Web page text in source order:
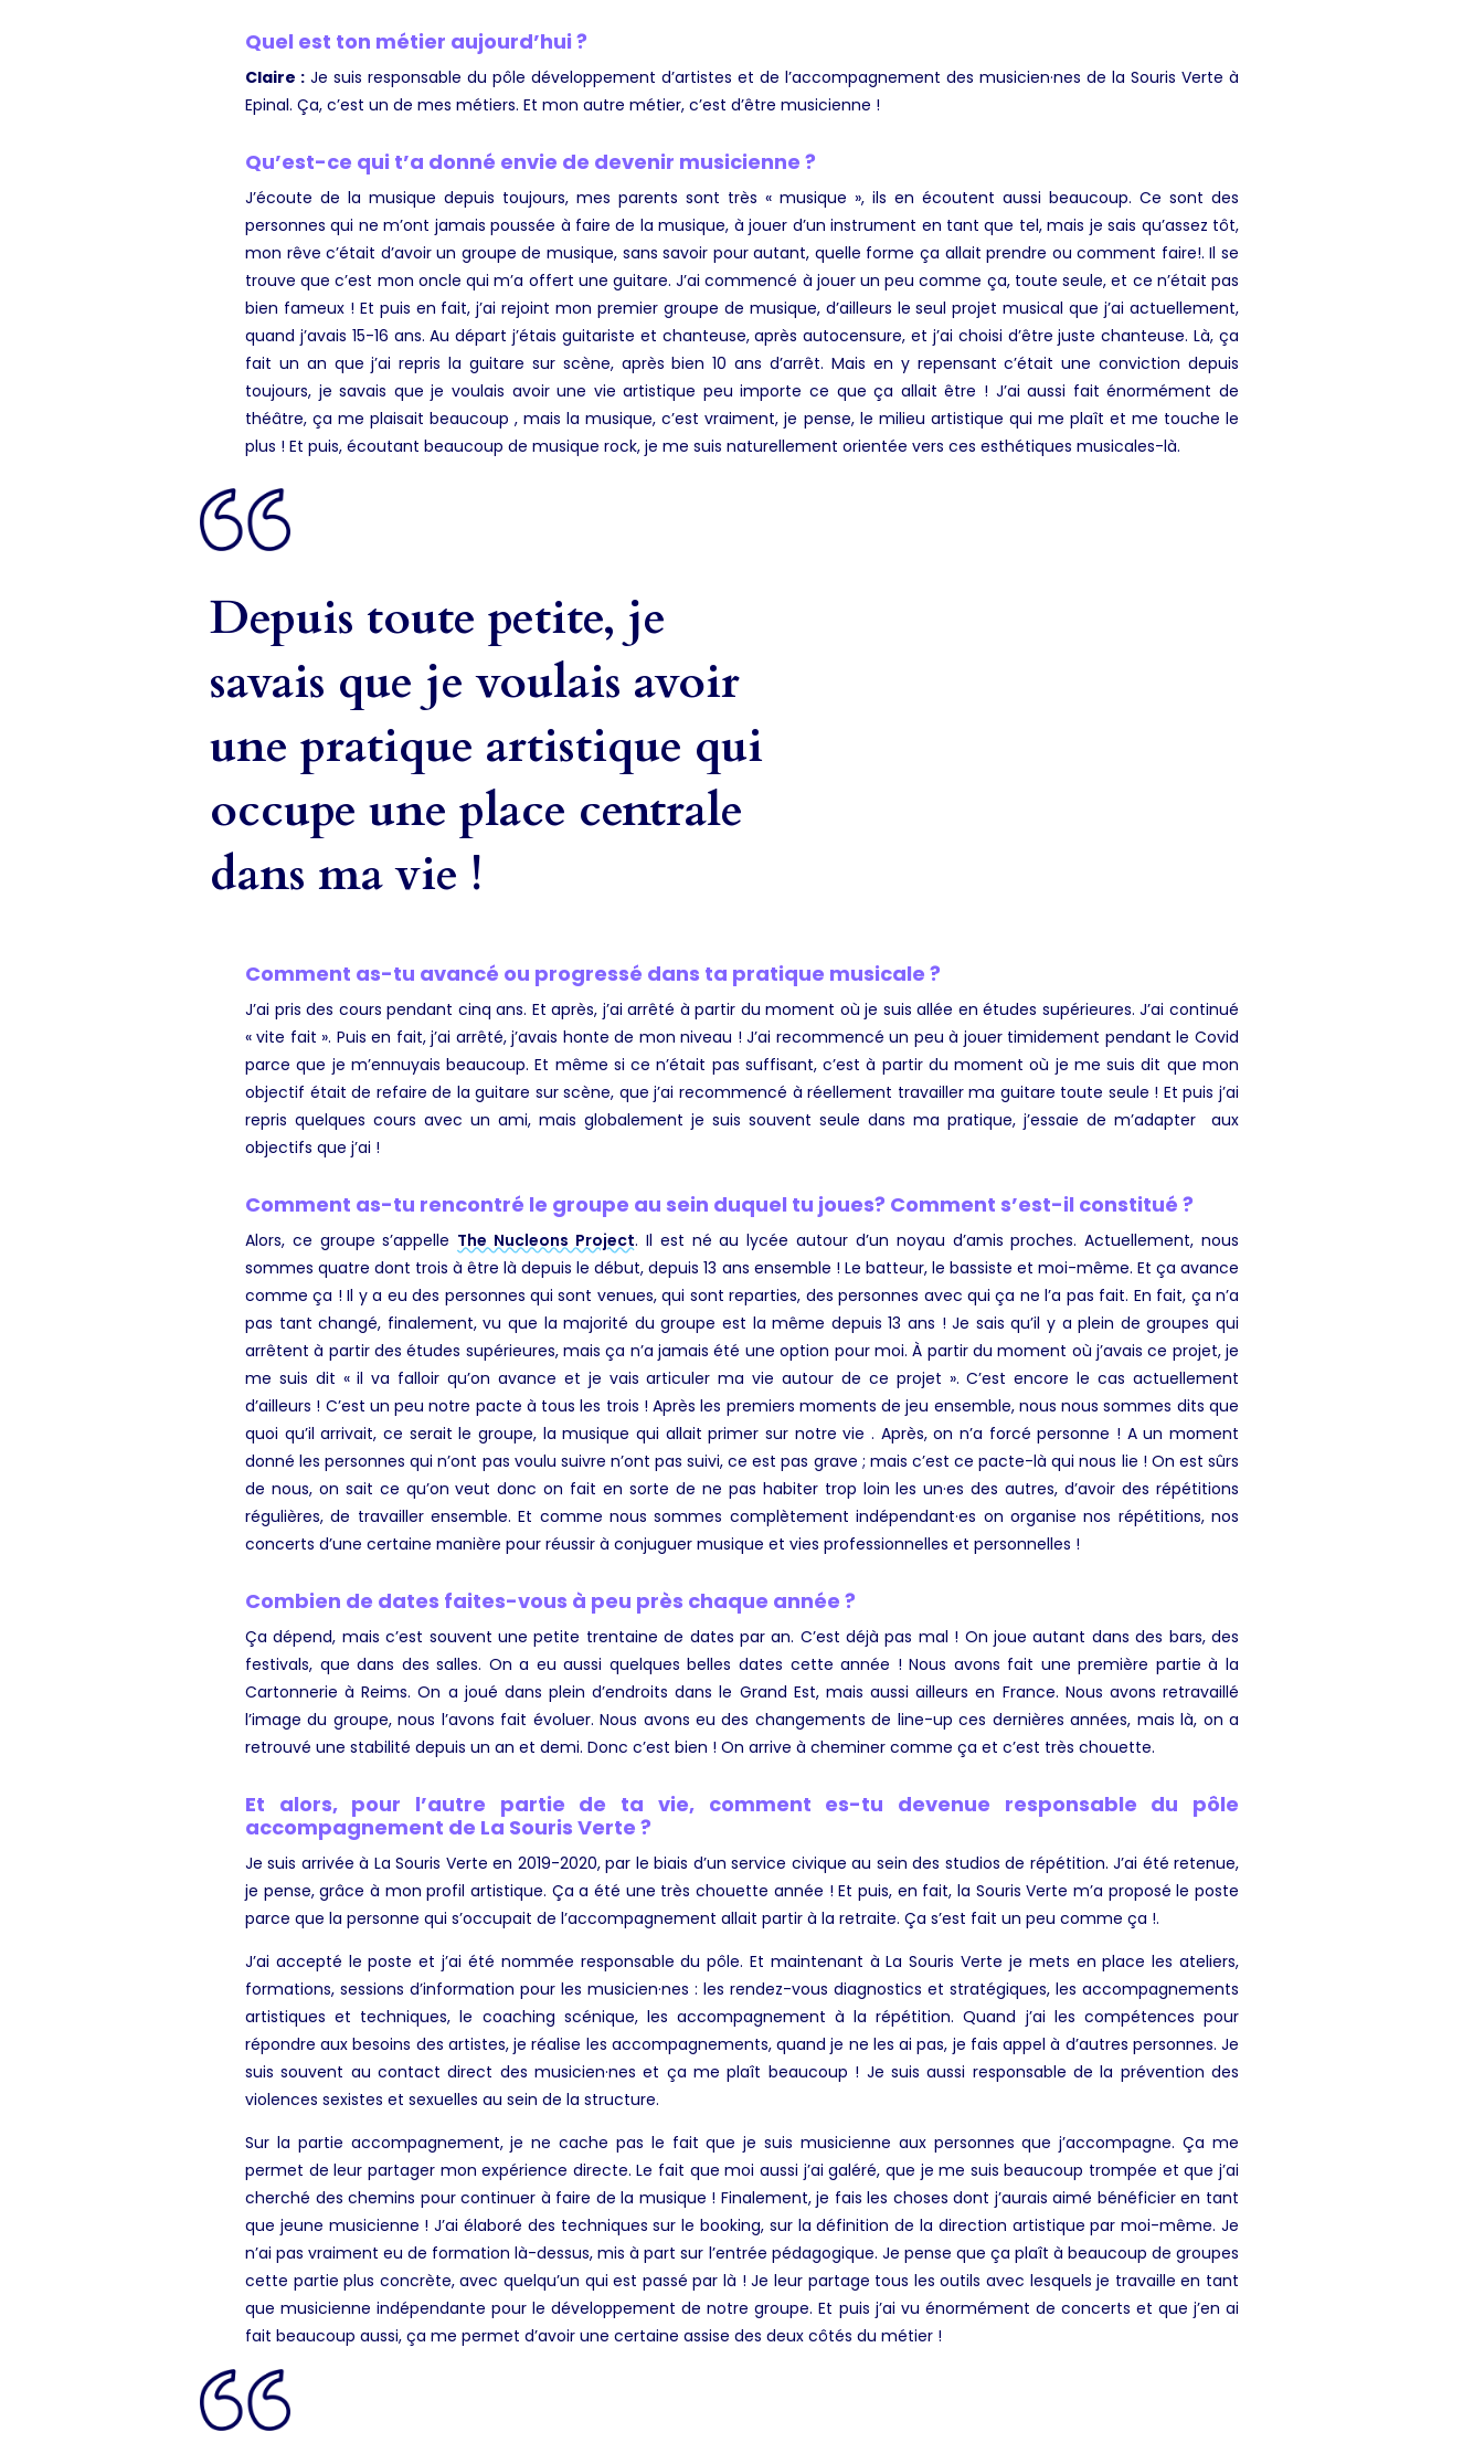
Quel est ton métier aujourd’hui ?
Claire :Je suis responsable du pôle développement d’artistes et de l’accompagnement des musicien·nes de la Souris Verte à
Epinal. Ça, c’est un de mes métiers. Et mon autre métier, c’est d’être musicienne !
Qu’est-ce qui t’a donné envie de devenir musicienne ?
J’écoute de la musique depuis toujours, mes parents sont très « musique », ils en écoutent aussi beaucoup. Ce sont des
personnes qui ne m’ont jamais poussée à faire de la musique, à jouer d’un instrument en tant que tel, mais je sais qu’assez tôt,
mon rêve c’était d’avoir un groupe de musique, sans savoir pour autant, quelle forme ça allait prendre ou comment faire!. Il se
trouve que c’est mon oncle qui m’a offert une guitare. J’ai commencé à jouer un peu comme ça, toute seule, et ce n’était pas
bien fameux ! Et puis en fait, j’ai rejoint mon premier groupe de musique, d’ailleurs le seul projet musical que j’ai actuellement,
quand j’avais 15-16 ans. Au départ j’étais guitariste et chanteuse, après autocensure, et j’ai choisi d’être juste chanteuse. Là, ça
fait un an que j’ai repris la guitare sur scène, après bien 10 ans d’arrêt. Mais en y repensant c’était une conviction depuis
toujours, je savais que je voulais avoir une vie artistique peu importe ce que ça allait être ! J’ai aussi fait énormément de
théâtre, ça me plaisait beaucoup , mais la musique, c’est vraiment, je pense, le milieu artistique qui me plaît et me touche le
plus ! Et puis, écoutant beaucoup de musique rock, je me suis naturellement orientée vers ces esthétiques musicales-là.
Depuis toute petite, je
savais que je voulais avoir
une pratique artistique qui
occupe une place centrale
dans ma vie !
Comment as-tu avancé ou progressé dans ta pratique musicale ?
J’ai pris des cours pendant cinq ans. Et après, j’ai arrêté à partir du moment où je suis allée en études supérieures. J’ai continué
« vite fait ». Puis en fait, j’ai arrêté, j’avais honte de mon niveau ! J’ai recommencé un peu à jouer timidement pendant le Covid
parce que je m’ennuyais beaucoup. Et même si ce n’était pas suffisant, c’est à partir du moment où je me suis dit que mon
objectif était de refaire de la guitare sur scène, que j’ai recommencé à réellement travailler ma guitare toute seule ! Et puis j’ai
repris quelques cours avec un ami, mais globalement je suis souvent seule dans ma pratique, j’essaie de m’adapter aux
objectifs que j’ai !
Comment as-tu rencontré le groupe au sein duquel tu joues? Comment s’est-il constitué ?
Alors, ce groupe s’appelle The Nucleons Project. Il est né au lycée autour d’un noyau d’amis proches. Actuellement, nous
sommes quatre dont trois à être là depuis le début, depuis 13 ans ensemble ! Le batteur, le bassiste et moi-même. Et ça avance
comme ça ! Il y a eu des personnes qui sont venues, qui sont reparties, des personnes avec qui ça ne l’a pas fait. En fait, ça n’a
pas tant changé, finalement, vu que la majorité du groupe est la même depuis 13 ans ! Je sais qu’il y a plein de groupes qui
arrêtent à partir des études supérieures, mais ça n’a jamais été une option pour moi. À partir du moment où j’avais ce projet, je
me suis dit « il va falloir qu’on avance et je vais articuler ma vie autour de ce projet ». C’est encore le cas actuellement
d’ailleurs ! C’est un peu notre pacte à tous les trois ! Après les premiers moments de jeu ensemble, nous nous sommes dits que
quoi qu’il arrivait, ce serait le groupe, la musique qui allait primer sur notre vie . Après, on n’a forcé personne ! A un moment
donné les personnes qui n’ont pas voulu suivre n’ont pas suivi, ce est pas grave ; mais c’est ce pacte-là qui nous lie ! On est sûrs
de nous, on sait ce qu’on veut donc on fait en sorte de ne pas habiter trop loin les un·es des autres, d’avoir des répétitions
régulières, de travailler ensemble. Et comme nous sommes complètement indépendant·es on organise nos répétitions, nos
concerts d’une certaine manière pour réussir à conjuguer musique et vies professionnelles et personnelles !
Combien de dates faites-vous à peu près chaque année ?
Ça dépend, mais c’est souvent une petite trentaine de dates par an. C’est déjà pas mal ! On joue autant dans des bars, des
festivals, que dans des salles. On a eu aussi quelques belles dates cette année ! Nous avons fait une première partie à la
Cartonnerie à Reims. On a joué dans plein d’endroits dans le Grand Est, mais aussi ailleurs en France. Nous avons retravaillé
l’image du groupe, nous l’avons fait évoluer. Nous avons eu des changements de line-up ces dernières années, mais là, on a
retrouvé une stabilité depuis un an et demi. Donc c’est bien ! On arrive à cheminer comme ça et c’est très chouette.
Et alors, pour l’autre partie de ta vie, comment es-tu devenue responsable du pôle
accompagnement de La Souris Verte ?
Je suis arrivée à La Souris Verte en 2019-2020, par le biais d’un service civique au sein des studios de répétition. J’ai été retenue,
je pense, grâce à mon profil artistique. Ça a été une très chouette année ! Et puis, en fait, la Souris Verte m’a proposé le poste
parce que la personne qui s’occupait de l’accompagnement allait partir à la retraite. Ça s’est fait un peu comme ça !.
J’ai accepté le poste et j’ai été nommée responsable du pôle. Et maintenant à La Souris Verte je mets en place les ateliers,
formations, sessions d’information pour les musicien·nes : les rendez-vous diagnostics et stratégiques, les accompagnements
artistiques et techniques, le coaching scénique, les accompagnement à la répétition. Quand j’ai les compétences pour
répondre aux besoins des artistes, je réalise les accompagnements, quand je ne les ai pas, je fais appel à d’autres personnes. Je
suis souvent au contact direct des musicien·nes et ça me plaît beaucoup ! Je suis aussi responsable de la prévention des
violences sexistes et sexuelles au sein de la structure.
Sur la partie accompagnement, je ne cache pas le fait que je suis musicienne aux personnes que j’accompagne. Ça me
permet de leur partager mon expérience directe. Le fait que moi aussi j’ai galéré, que je me suis beaucoup trompée et que j’ai
cherché des chemins pour continuer à faire de la musique ! Finalement, je fais les choses dont j’aurais aimé bénéficier en tant
que jeune musicienne ! J’ai élaboré des techniques sur le booking, sur la définition de la direction artistique par moi-même. Je
n’ai pas vraiment eu de formation là-dessus, mis à part sur l’entrée pédagogique. Je pense que ça plaît à beaucoup de groupes
cette partie plus concrète, avec quelqu’un qui est passé par là ! Je leur partage tous les outils avec lesquels je travaille en tant
que musicienne indépendante pour le développement de notre groupe. Et puis j’ai vu énormément de concerts et que j’en ai
fait beaucoup aussi, ça me permet d’avoir une certaine assise des deux côtés du métier !